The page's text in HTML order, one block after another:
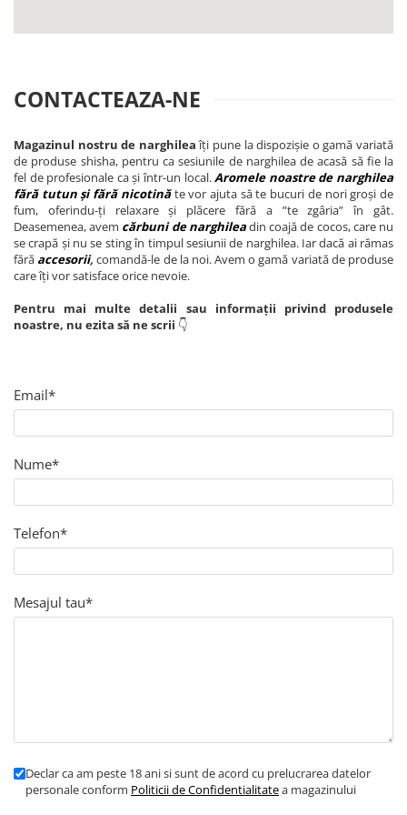
CONTACTEAZA-NE
Magazinul nostru de narghileaîți pune la dispozișie o gamă variată
de produse shisha, pentru ca sesiunile de narghilea de acasă să fie la
fel de profesionale ca și într-un local.Aromele noastre de narghilea
fără tutun și fără nicotinăte vor ajuta să te bucuri de nori groși de
fum, oferindu-ți relaxare și plăcere fără a ”te zgâria” în gât.
Deasemenea, avem cărbuni de narghileadin coajă de cocos, care nu
se crapă și nu se sting în timpul sesiunii de narghilea. Iar dacă ai rămas
fără accesorii, comandă-le de la noi. Avem o gamă variată de produse
care îți vor satisface orice nevoie.
Pentru mai multe detalii sau informații privind produsele
noastre, nu ezita să ne scrii 👇
Email*
Nume*
Telefon*
Mesajul tau*
Declar ca am peste 18 ani si sunt de acord cu prelucrarea datelor
personale conform Politicii de Confidentialitatea magazinului